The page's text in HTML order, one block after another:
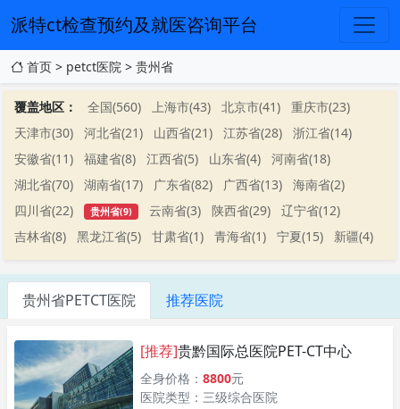
派特ct检查预约及就医咨询平台
首页 > petct医院 > 贵州省
覆盖地区： 全国(560) 上海市(43) 北京市(41)
重庆市(23)
天津市(30)
河北省(21) 山西省(21) 江苏省(28)
浙江省(14)
安徽省(11)
福建省(8) 江西省(5) 山东省(4)
河南省(18)
湖北省(70)
湖南省(17) 广东省(82) 广西省(13)
海南省(2)
四川省(22)
贵州省(9) 云南省(3) 陕西省(29)
辽宁省(12)
吉林省(8)
黑龙江省(5) 甘肃省(1) 青海省(1) 宁夏(15) 新疆(4)
贵州省PETCT医院 推荐医院
[推荐]贵黔国际总医院PET-CT中心
全身价格：8800元
医院类型：三级综合医院